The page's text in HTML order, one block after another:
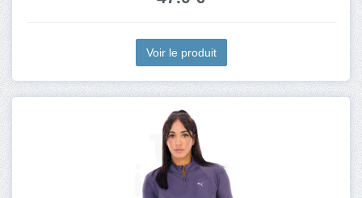
Voir le produit